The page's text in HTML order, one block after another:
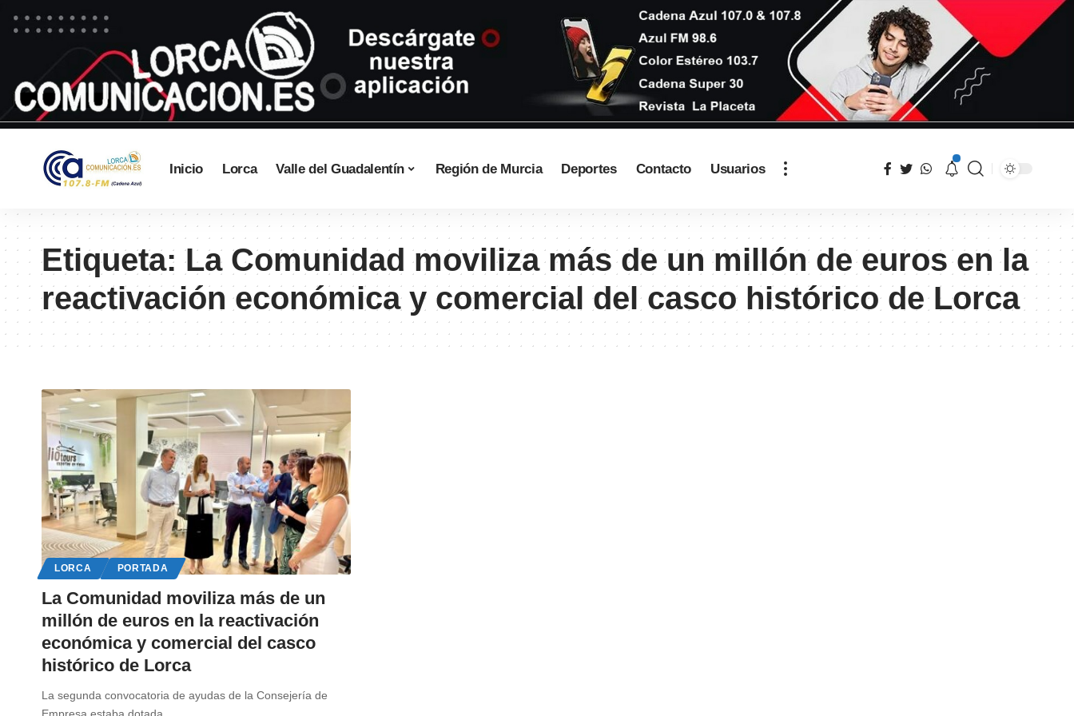
Inicio Lorca Valle del Guadalentín Región de Murcia Deportes Contacto Usuarios
Etiqueta:La Comunidad moviliza más de un millón de euros en la
reactivación económica y comercial del casco histórico de Lorca
LORCA PORTADA
La Comunidad moviliza más de un
millón de euros en la reactivación
económica y comercial del casco
histórico de Lorca
La segunda convocatoria de ayudas de la Consejería de